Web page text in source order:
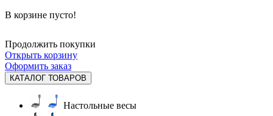
В корзине пусто!
Продолжить покупки
Открыть корзину
Оформить заказ
КАТАЛОГ ТОВАРОВ
Настольные весы